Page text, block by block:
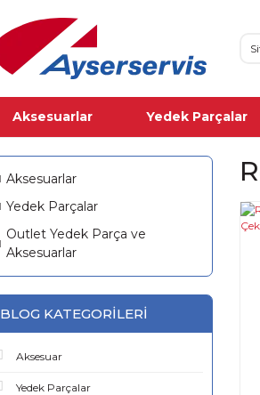
Aksesuarlar Yedek Parçalar
Aksesuarlar
Yedek Parçalar
Outlet Yedek Parça ve
Aksesuarlar
BLOG KATEGORILERI
Aksesuar
Yedek Parçalar